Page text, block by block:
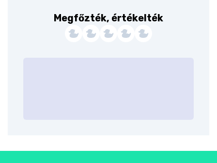
Megfőzték, értékelték